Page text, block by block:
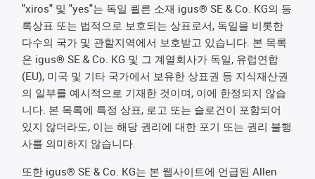
"xiros" 및 "yes"는 독일 쾰른 소재 igus® SE & Co. KG의 등
록상표 또는 법적으로 보호되는 상표로서, 독일을 비롯한
다수의 국가 및 관할지역에서 보호받고 있습니다. 본 목록
은 igus® SE & Co. KG 및 그 계열회사가 독일, 유럽연합
(EU), 미국 및 기타 국가에서 보유한 상표권 등 지식재산권
의 일부를 예시적으로 기재한 것이며, 이에 한정되지 않습
니다. 본 목록에 특정 상표, 로고 또는 슬로건이 포함되어
있지 않더라도, 이는 해당 권리에 대한 포기 또는 권리 불행
사를 의미하지 않습니다.
또한 igus® SE & Co. KG는 본 웹사이트에 언급된 Allen